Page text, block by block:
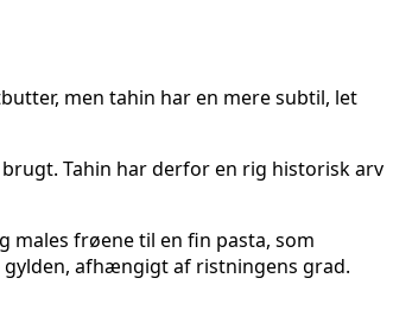
men tahin har en mere subtil, let
Tahin har derfor en rig historisk arv
frøene til en fin pasta, som
gylden, afhængigt af ristningens grad.